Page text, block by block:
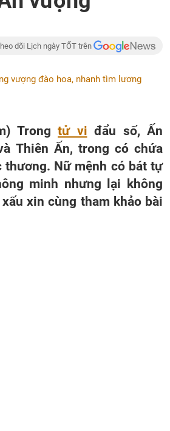
dõi Lịch ngày TỐT trên
vượng đào hoa, nhanh tìm lương
Trong tử vi đẩu số, Ấn
Thiên Ấn, trong có chứa
Nữ mệnh có bát tự
minh nhưng lại không
xin cùng tham khảo bài